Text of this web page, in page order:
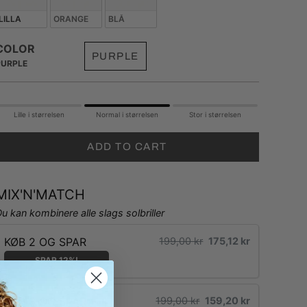
ORANGE BLÅ
PURPLE
Lille i størrelsen Normal i størrelsen Stor i størrelsen
ADD TO CART
kan kombinere alle slags solbriller
KØB 2 OG SPAR 199,00 kr 175,12 kr
SPAR 12%!
KØB 3 OG SPAR 199,00 kr 159,20 kr